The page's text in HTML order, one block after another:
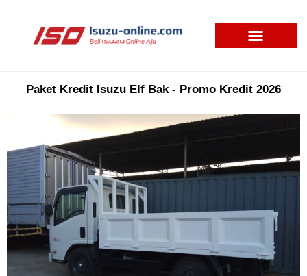
Paket Kredit Isuzu Elf Bak - Promo Kredit 2026